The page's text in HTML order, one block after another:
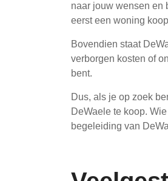
naar jouw wensen en
eerst een woning
Bovendien staat
verborgen kosten of
bent.
Dus, als je op zoek
DeWaele te koop.
begeleiding van